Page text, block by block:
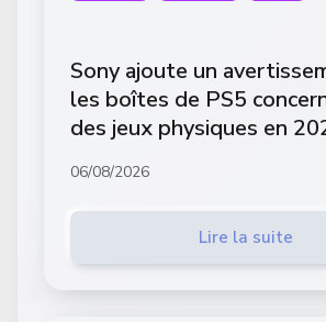
Sony ajoute un
les boîtes de PS5
des jeux physiques en
06/08/2026
Lire la suite